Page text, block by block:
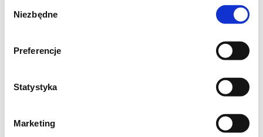
zgody
Niezbędne
Preferencje
Statystyka
Marketing